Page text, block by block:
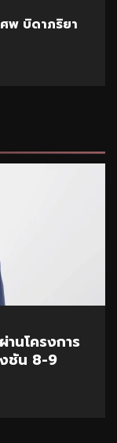
าภริยา
วทีมนุษย์ต่างวัย
Retiree